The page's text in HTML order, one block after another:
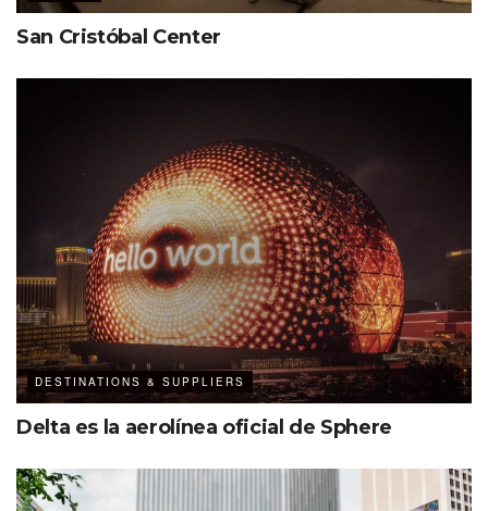
San Cristóbal Center
DESTINATIONS & SUPPLIERS
Delta es la aerolínea oficial de Sphere